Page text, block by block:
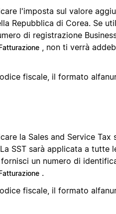
l'imposta sul valore
Repubblica di Corea. Se
di registrazione
, non ti verrà
fiscale, il formato
la Sales and Service Tax
SST sarà applicata a tutte
fornisci un numero di
.
fiscale, il formato